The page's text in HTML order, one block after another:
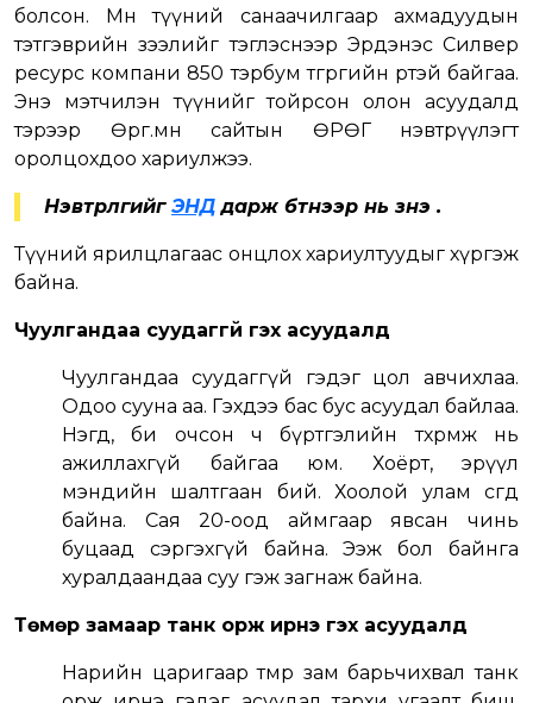
болсон. Мөн түүний санаачилгаар ахмадуудын
тэтгэврийн зээлийг тэглэснээр Эрдэнэс Силвер
ресурс компани 850 тэрбум төгрөгийн өртэй байгаа.
Энэ мэтчилэн түүнийг тойрсон олон асуудалд
тэрээр Өрөг.мн сайтын ӨРӨГ нэвтрүүлэгт
оролцохдоо хариулжээ.
Нэвтрүүлгийг ЭНД дарж бүтнээр нь үзнэ үү.
Түүний ярилцлагаас онцлох хариултуудыг хүргэж
байна.
Чуулгандаа суудаггүй гэх асуудалд
Чуулгандаа суудаггүй гэдэг цол авчихлаа.
Одоо сууна аа. Гэхдээ бас бус асуудал байлаа.
Нэгд, би очсон ч бүртгэлийн төхөөрөмж нь
ажиллахгүй байгаа юм. Хоёрт, эрүүл
мэндийн шалтгаан бий. Хоолой улам сөөгөөд
байна. Сая 20-оод аймгаар явсан чинь
буцаад сэргэхгүй байна. Ээж бол байнга
хуралдаандаа суу гэж загнаж байна.
Төмөр замаар танк орж ирнэ гэх асуудалд
Нарийн царигаар төмөр зам барьчихвал танк